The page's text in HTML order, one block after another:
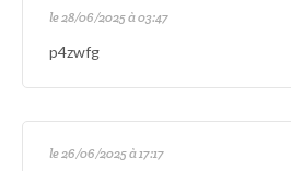
le 28/06/2025 à 03:47
p4zwfg
le 26/06/2025 à 17:17